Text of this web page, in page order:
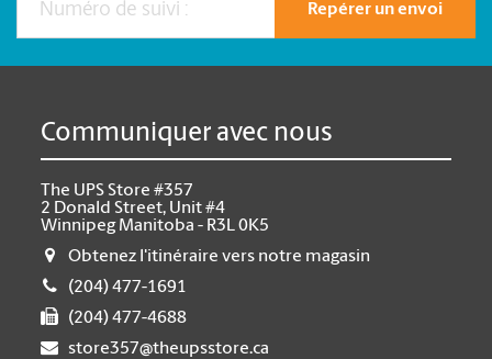
Repérer un envoi
Communiquer avec nous
The UPS Store #357
2 Donald Street, Unit #4
Winnipeg Manitoba - R3L 0K5
Obtenez l'itinéraire vers notre magasin
(204) 477-1691
(204) 477-4688
store357@theupsstore.ca